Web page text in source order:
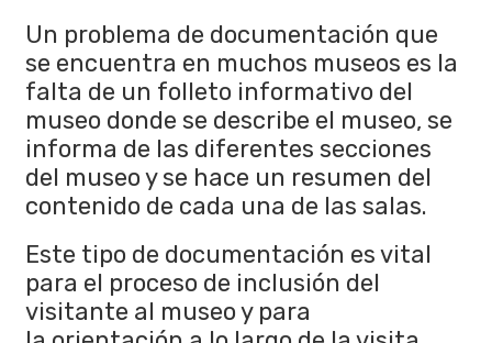
Un problema de documentación que
se encuentra en muchos museos es la
falta de un folleto informativo del
museo donde se describe el museo, se
informa de las diferentes secciones
del museo y se hace un resumen del
contenido de cada una de las salas.
Este tipo de documentación es vital
para el proceso de inclusión del
visitante al museo y para